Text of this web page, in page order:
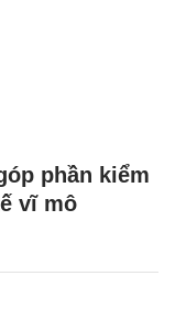
phần kiểm
vĩ mô